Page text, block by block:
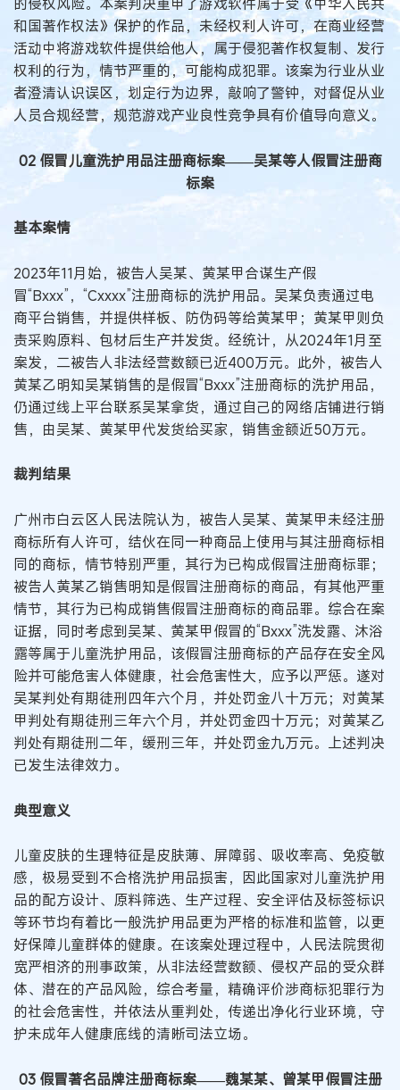
和国著作权法》保护的作品，未经权利人许可，在商业经营
活动中将游戏软件提供给他人，属于侵犯著作权复制、发行
权利的行为，情节严重的，可能构成犯罪。该案为行业从业
者澄清认识误区，划定行为边界，敲响了警钟，对督促从业
人员合规经营，规范游戏产业良性竞争具有价值导向意义。
02 假冒儿童洗护用品注册商标案——吴某等人假冒注册商
标案
基本案情
2023年11月始，被告人吴某、黄某甲合谋生产假
冒“Bxxx”，“Cxxxx”注册商标的洗护用品。吴某负责通过电
商平台销售，并提供样板、防伪码等给黄某甲；黄某甲则负
责采购原料、包材后生产并发货。经统计，从2024年1月至
案发，二被告人非法经营数额已近400万元。此外，被告人
黄某乙明知吴某销售的是假冒“Bxxx”注册商标的洗护用品，
仍通过线上平台联系吴某拿货，通过自己的网络店铺进行销
售，由吴某、黄某甲代发货给买家，销售金额近50万元。
裁判结果
广州市白云区人民法院认为，被告人吴某、黄某甲未经注册
商标所有人许可，结伙在同一种商品上使用与其注册商标相
同的商标，情节特别严重，其行为已构成假冒注册商标罪；
被告人黄某乙销售明知是假冒注册商标的商品，有其他严重
情节，其行为已构成销售假冒注册商标的商品罪。综合在案
证据，同时考虑到吴某、黄某甲假冒的“Bxxx”洗发露、沐浴
露等属于儿童洗护用品，该假冒注册商标的产品存在安全风
险并可能危害人体健康，社会危害性大，应予以严惩。遂对
吴某判处有期徒刑四年六个月，并处罚金八十万元；对黄某
甲判处有期徒刑三年六个月，并处罚金四十万元；对黄某乙
判处有期徒刑二年，缓刑三年，并处罚金九万元。上述判决
已发生法律效力。
典型意义
儿童皮肤的生理特征是皮肤薄、屏障弱、吸收率高、免疫敏
感，极易受到不合格洗护用品损害，因此国家对儿童洗护用
品的配方设计、原料筛选、生产过程、安全评估及标签标识
等环节均有着比一般洗护用品更为严格的标准和监管，以更
好保障儿童群体的健康。在该案处理过程中，人民法院贯彻
宽严相济的刑事政策，从非法经营数额、侵权产品的受众群
体、潜在的产品风险，综合考量，精确评价涉商标犯罪行为
的社会危害性，并依法从重判处，传递出净化行业环境，守
护未成年人健康底线的清晰司法立场。
03 假冒著名品牌注册商标案——魏某某、曾某甲假冒注册